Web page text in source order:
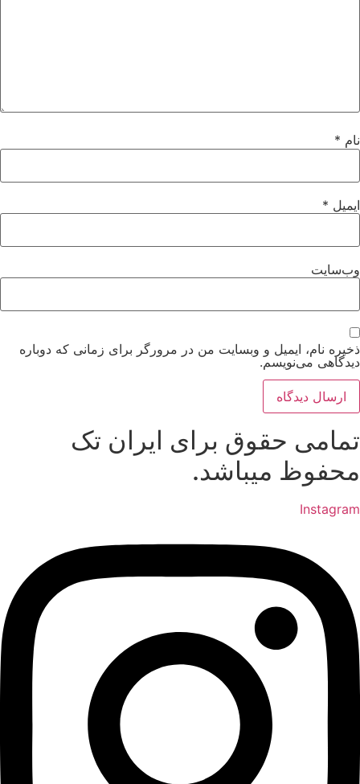
نام *
ایمیل *
وب‌سایت
ذخیره نام، ایمیل و وبسایت من در مرورگر برای زمانی که دوباره
دیدگاهی می‌نویسم.
تمامی حقوق برای ایران تک
محفوظ میباشد.
Instagram